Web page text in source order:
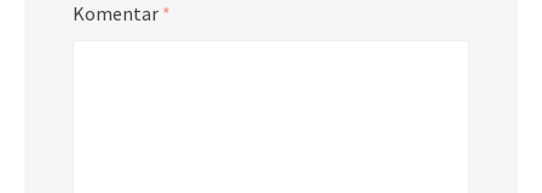
Komentar *